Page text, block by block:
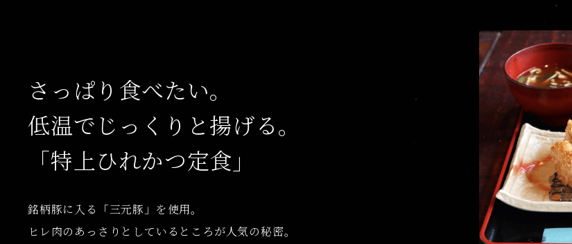
さっぱり食べたい。
低温でじっくりと揚げる。
「特上ひれかつ定食」
銘柄豚に入る「三元豚」を使用。
ヒレ肉のあっさりとしているところが人気の秘密。